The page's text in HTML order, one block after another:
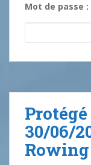
Mot de passe :
30/06/